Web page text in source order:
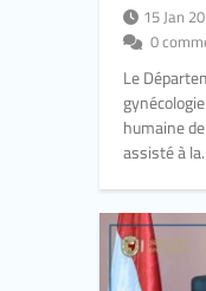
15 Jan
0
Le
humaine
assisté à